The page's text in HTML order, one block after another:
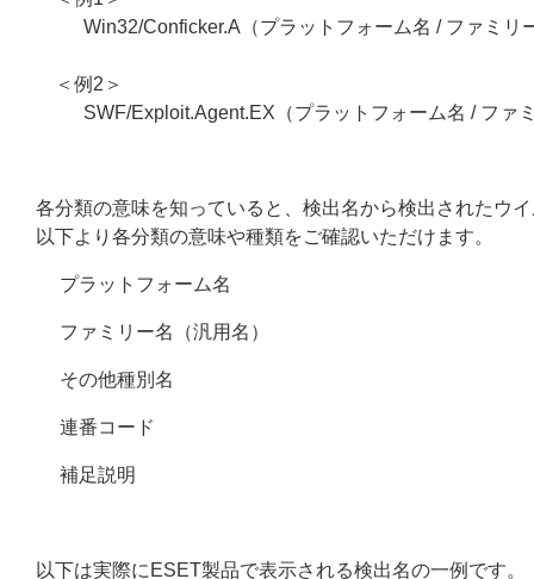
Win32/Conficker.A（プラットフォーム名 / ファミリ
＜例2＞
SWF/Exploit.Agent.EX（プラットフォーム名 / ファ
各分類の意味を知っていると、検出名から検出されたウ
以下より各分類の意味や種類をご確認いただけます。
プラットフォーム名
ファミリー名（汎用名）
その他種別名
連番コード
補足説明
以下は実際にESET製品で表示される検出名の一例です。